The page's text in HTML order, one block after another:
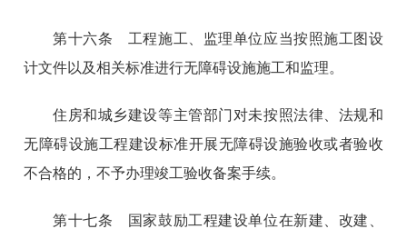
第十六条 工程施工、监理单位应当按照施工图设
计文件以及相关标准进行无障碍设施施工和监理。
住房和城乡建设等主管部门对未按照法律、法规和
无障碍设施工程建设标准开展无障碍设施验收或者验收
不合格的，不予办理竣工验收备案手续。
第十七条 国家鼓励工程建设单位在新建、改建、